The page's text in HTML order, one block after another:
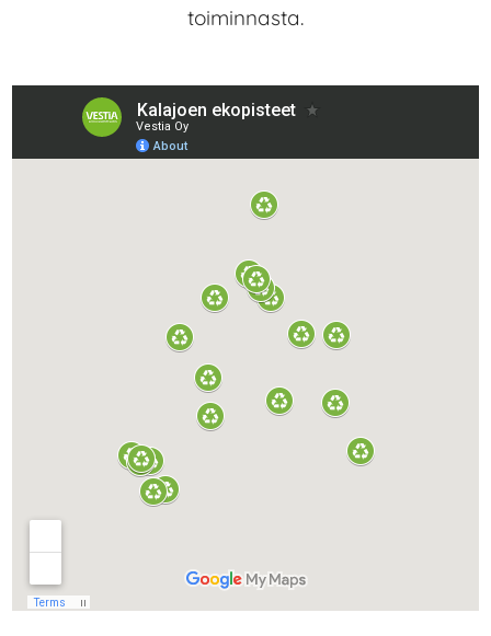
toiminnasta.